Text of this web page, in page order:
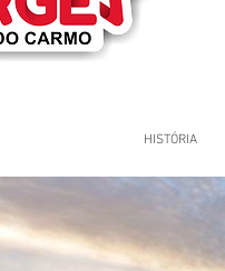
HISTÓRIA